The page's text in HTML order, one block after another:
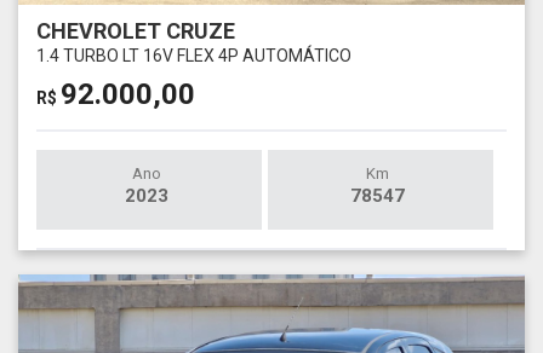
CHEVROLET CRUZE
1.4 TURBO LT 16V FLEX 4P AUTOMÁTICO
R$ 92.000,00
Ano
2023
Km
78547